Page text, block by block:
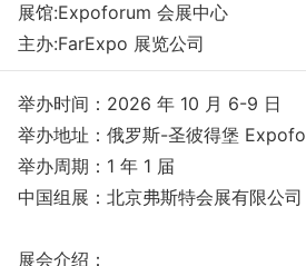
展馆:Expoforum 会展中心
主办:FarExpo 展览公司
举办时间：2026 年 10 月 6-9 日
举办地址：俄罗斯-圣彼得堡
举办周期：1 年 1 届
中国组展：北京弗斯特会展有限公司
展会介绍：